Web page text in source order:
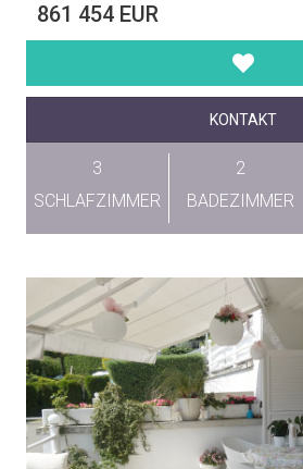
861 454 EUR
KONTAKT
3
SCHLAFZIMMER
2
BADEZIMMER